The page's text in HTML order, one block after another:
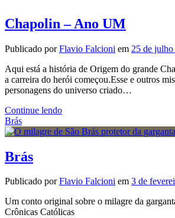
Chapolin – Ano UM
Publicado porFlavio Falcioni em 25 de
Aqui está a história de Origem do grande
a carreira do herói começou.Esse e outros
personagens do universo criado…
Continue lendoChapolin
Ano
Brás
Brás
Publicado porFlavio Falcioni em 3 de
Um conto original sobre o milagre da
Crônicas Católicas